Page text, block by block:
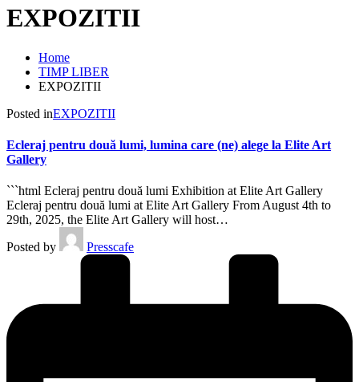
EXPOZITII
Home
TIMP LIBER
EXPOZITII
Posted inEXPOZITII
Ecleraj pentru două lumi, lumina care (ne) alege la Elite Art
Gallery
```html Ecleraj pentru două lumi Exhibition at Elite Art Gallery
Ecleraj pentru două lumi at Elite Art Gallery From August 4th to
29th, 2025, the Elite Art Gallery will host…
Posted by
Presscafe